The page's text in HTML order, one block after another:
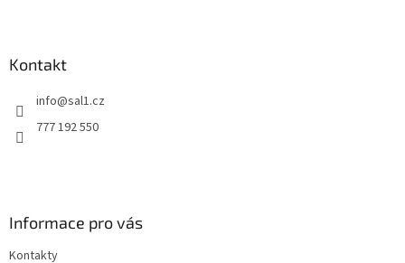
Kontakt
info@sal1.cz
777 192 550
Informace pro vás
Kontakty